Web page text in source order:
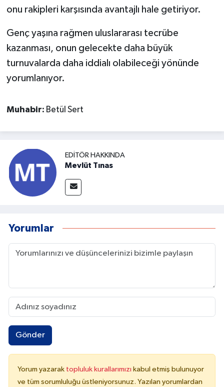
onu rakipleri karşısında avantajlı hale getiriyor.
Genç yaşına rağmen uluslararası tecrübe
kazanması, onun gelecekte daha büyük
turnuvalarda daha iddialı olabileceği yönünde
yorumlanıyor.
Muhabir: Betül Sert
EDITÖR HAKKINDA
Mevlüt Tınas
Yorumlar
Gönder
Yorum yazarak topluluk kurallarımızı kabul etmiş bulunuyor
ve tüm sorumluluğu üstleniyorsunuz. Yazılan yorumlardan